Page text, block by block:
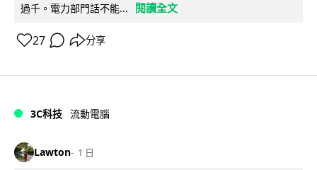
過千。電力部門話不能...
閱讀全文
27 分享
3C科技 流動電腦
Lawton 1 日